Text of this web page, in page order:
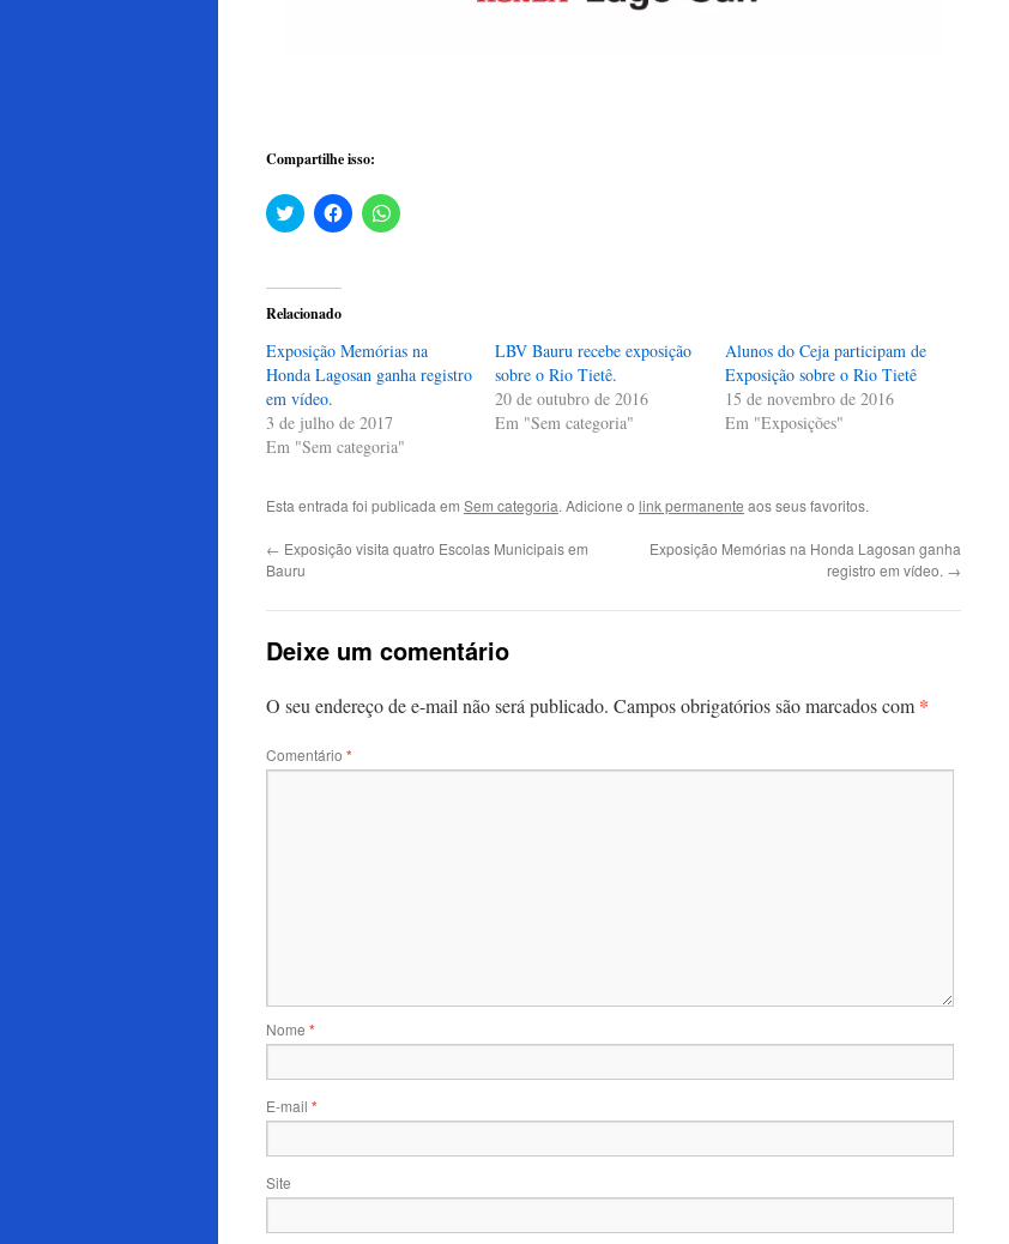
Compartilhe isso:
Clique
para
em
nova
janela)
Clique
para
Clique
para
Relacionado
Exposição Memórias na
Honda Lagosan ganha registro
em vídeo.
3 de julho de 2017
Em "Sem categoria"
LBV Bauru recebe exposição
sobre o Rio Tietê.
20 de outubro de 2016
Em "Sem categoria"
Alunos do Ceja participam de
Exposição sobre o Rio Tietê
15 de novembro de 2016
Em "Exposições"
Esta entrada foi publicada em Sem categoria. Adicione o link permanente aos seus favoritos.
← Exposição visita quatro Escolas Municipais em
Bauru
Exposição Memórias na Honda Lagosan ganha
registro em vídeo. →
Deixe um comentário
O seu endereço de e-mail não será publicado. Campos obrigatórios são marcados com *
Comentário *
Nome *
E-mail *
Site